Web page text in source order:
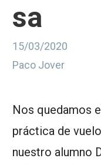
sa
15/03/2020
Paco Jover
Nos quedamos
práctica de
nuestro alumno